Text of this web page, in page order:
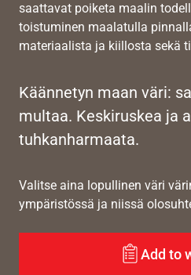
saattavat poiketa maalin
toistuminen maalatulla
materiaalista ja kiillosta sekä
Käännetyn maan väri:
multaa. Keskiruskea ja
tuhkanharmaata.
Valitse aina lopullinen väri
ympäristössä ja niissä
Add to